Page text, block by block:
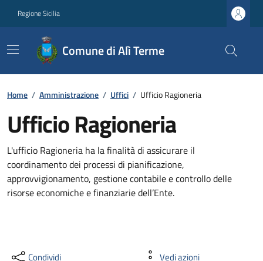
Regione Sicilia
Comune di Alì Terme
Home / Amministrazione / Uffici / Ufficio Ragioneria
Ufficio Ragioneria
L'ufficio Ragioneria ha la finalità di assicurare il
coordinamento dei processi di pianificazione,
approvvigionamento, gestione contabile e controllo delle
risorse economiche e finanziarie dell’Ente.
Condividi Vedi azioni